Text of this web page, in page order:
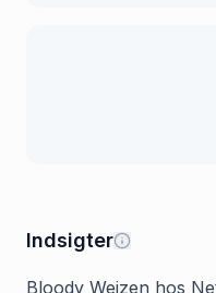
Indsigter
Bloody Weizen hos